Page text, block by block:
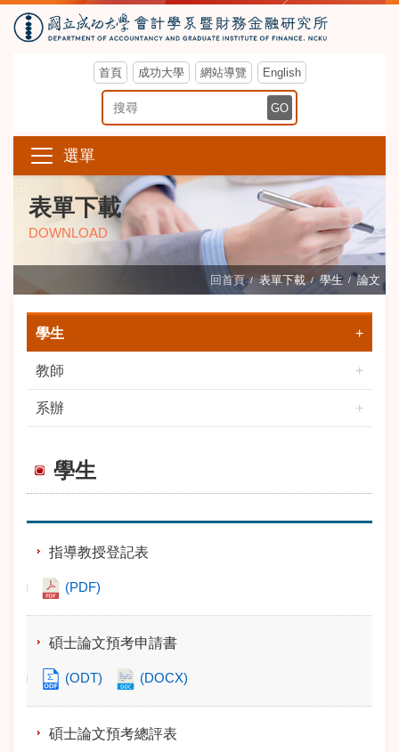
首頁 成功大學 網站導覽 English
搜尋關鍵字 GO
選單
表單下載
DOWNLOAD
回首頁 表單下載 學生 論文
學生
教師
系辦
學生
指導教授登記表
(PDF)
碩士論文預考申請書
(ODT) (DOCX)
碩士論文預考總評表